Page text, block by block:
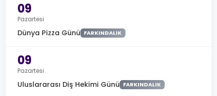
09
Pazartesi
Dünya Pizza Günü FARKINDALIK
09
Pazartesi
Uluslararası Diş Hekimi Günü FARKINDALIK